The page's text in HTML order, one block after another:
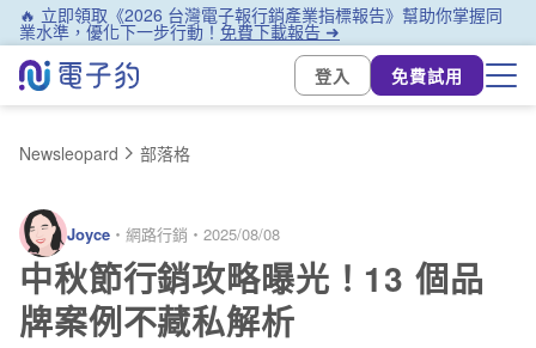
🔥 立即領取《2026 台灣電子報行銷產業指標報告》幫助你掌握同
業水準，優化下一步行動！免費下載報告 ➜
登入
免費試用
Newsleopard 部落格
Joyce ・ 網路行銷 ・ 2025/08/08
中秋節行銷攻略曝光！13 個品
牌案例不藏私解析